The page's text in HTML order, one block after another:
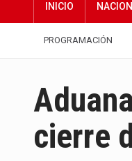
INICIO
PROGRAMACIÓN
cierre